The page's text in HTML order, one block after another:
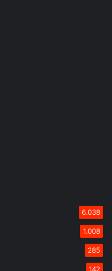
6.038
1.008
285
142